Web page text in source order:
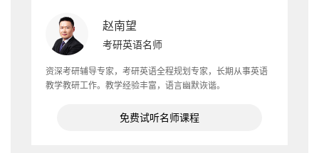
赵南望
考研英语名师
资深考研辅导专家，考研英语全程规划专家，长期从事英语
教学教研工作。教学经验丰富，语言幽默诙谐。
免费试听名师课程